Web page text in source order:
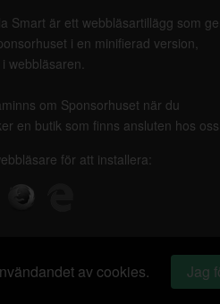
Smart är ett webbläsartillägg som
i en minifierad version,
webbläsaren.
om Sponsorhuset när du
en butik som finns ansluten hos
för att installera:
av cookies. Jag